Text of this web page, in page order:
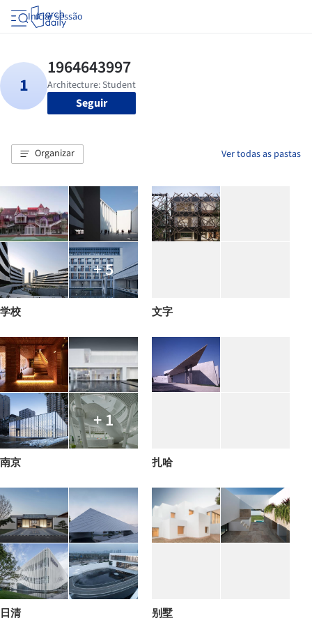
Iniciar sessão
Seguir
Organizar Ver todas as pastas
+ 5
学校 文字
+ 1
南京 扎哈
日清 别墅